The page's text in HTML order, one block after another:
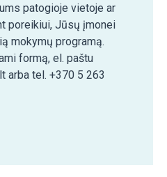
patogioje vietoje ar
poreikiui, Jūsų įmonei
mokymų programą.
formą, el. paštu
arba tel. +370 5 263